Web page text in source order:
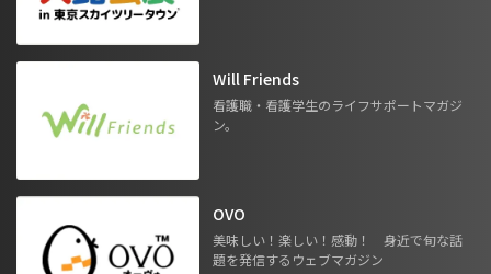
Will Friends
看護職・看護学生のライフサポートマガジ
ン。
OVO
美味しい！楽しい！感動！ 身近で旬な話
題を発信するウェブマガジン